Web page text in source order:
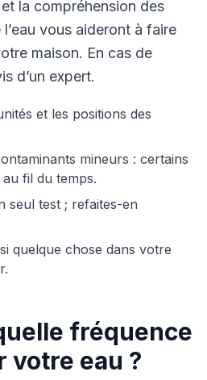
la compréhension des
vous aideront à faire
maison. En cas de
d’un expert.
et les positions des
mineurs : certains
fil du temps.
seul test ; refaites-en
quelque chose dans votre
fréquence
eau ?